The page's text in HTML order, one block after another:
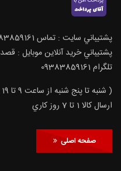
پشتيباني سايت : تماس 09383859161
پشتيباني خريد آنلاين موبايل :
تلگرام 09383859161
( شنبه تا پنج شنبه از ساعت 9 تا 19 (روزهای کاری))
ارسال كالا 1 تا 7 روز كاري
صفحه اصلی